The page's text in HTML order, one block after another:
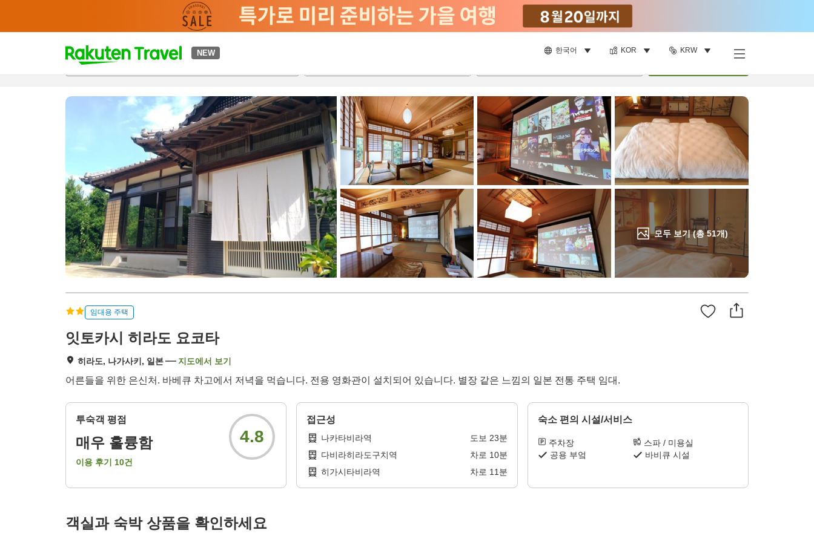
NEW 한국어 KOR KRW
t
p
a
a
r
c
h
모두 보기 (총51개)
개요객실 & 숙박 상품이용 후기 편의 시설/서비스
임대용 주택
잇토카시 히라도 요코타
히라도, 나가사키, 일본 지도에서 보기
어른들을 위한 은신처. 바베큐 차고에서 저녁을 먹습니다. 전용 영화관이 설치되어 있습니다. 별장 같은 느낌의 일본 전통 주택 임대.
투숙객 평점
매우 훌륭함
이용 후기 10건
4.8
접근성
나카타비라역 도보 23분
다비라히라도구치역
차로 10분
히가시타비라역
차로 11분
숙소 편의 시설/서비스
주차장
스파 / 미용실
공용 부엌
바비큐 시설
객실과 숙박 상품을 확인하세요